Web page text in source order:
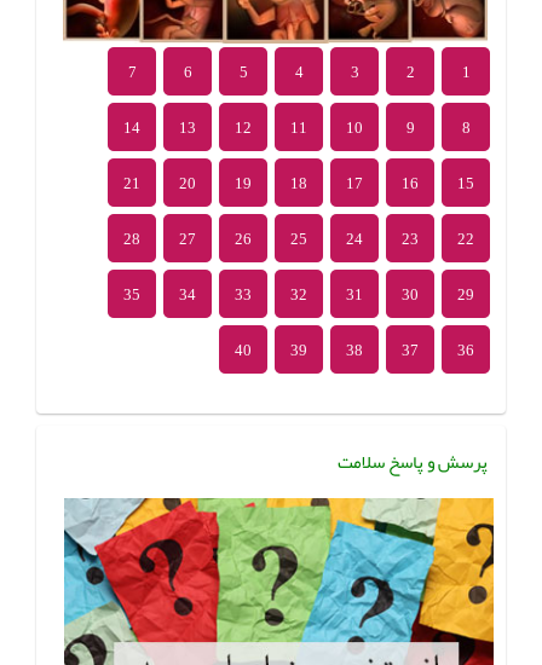
1
2
3
4
5
6
7
8
9
10
11
12
13
14
15
16
17
18
19
20
21
22
23
24
25
26
27
28
29
30
31
32
33
34
35
36
37
38
39
40
پرسش و پاسخ سلامت